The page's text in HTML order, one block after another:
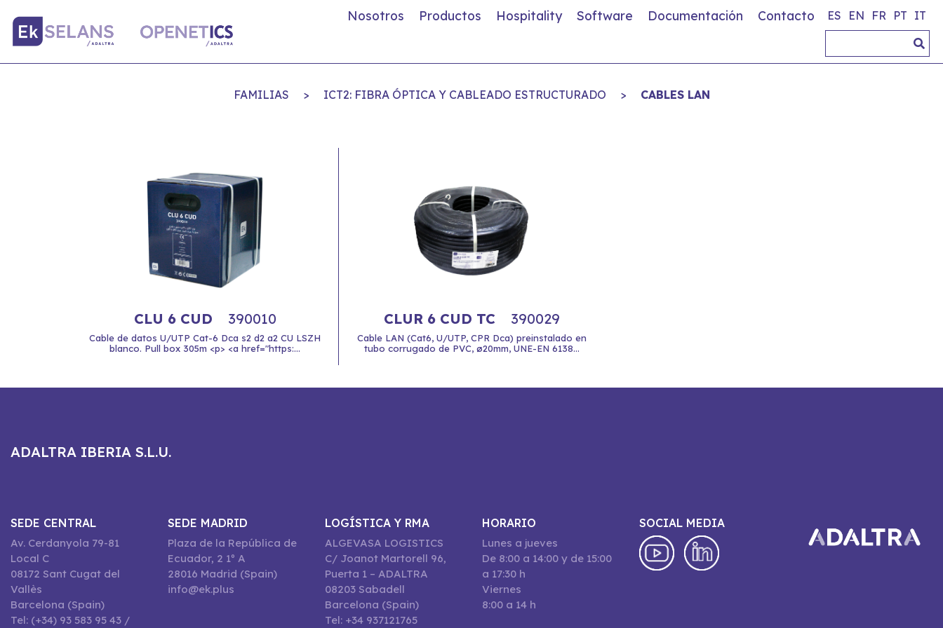
Nosotros Productos Hospitality Software Documentación Contacto ES EN FR PT IT
FAMILIAS > ICT2: FIBRA ÓPTICA Y CABLEADO ESTRUCTURADO > CABLES LAN
CLU 6 CUD 390010
Cable de datos U/UTP Cat-6 Dca s2 d2 a2 CU LSZH
blanco. Pull box 305m <p> <a href="https:...
CLUR 6 CUD TC 390029
Cable LAN (Cat6, U/UTP, CPR Dca) preinstalado en
tubo corrugado de PVC, ø20mm, UNE-EN 6138...
ADALTRA IBERIA S.L.U.
SEDE CENTRAL
Av. Cerdanyola 79-81
Local C
08172 Sant Cugat del
Vallès
Barcelona (Spain)
Tel: (+34) 93 583 95 43 /
SEDE MADRID
Plaza de la República de
Ecuador, 2 1º A
28016 Madrid (Spain)
info@ek.plus
LOGÍSTICA Y RMA
ALGEVASA LOGISTICS
C/ Joanot Martorell 96,
Puerta 1 – ADALTRA
08203 Sabadell
Barcelona (Spain)
Tel: +34 937121765
HORARIO
Lunes a jueves
De 8:00 a 14:00 y de 15:00
a 17:30 h
Viernes
8:00 a 14 h
SOCIAL MEDIA